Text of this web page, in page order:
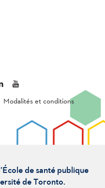
Modalités et conditions
de santé publique
de Toronto.